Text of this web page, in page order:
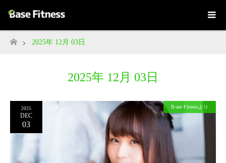
ホーム
2025年 12月 03日
2025年 12月 03日
2025
DEC
03
B-ase Fitnessより